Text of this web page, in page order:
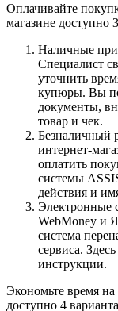
Оплачивайте
магазине доступно
Наличные при
Специалист
уточнить
купюры. Вы
документы,
товар и чек.
Безналичный
интернет-
оплатить
системы
действия и
Электронные
WebMoney и
система
сервиса.
инструкции.
Экономьте время на
доступно 4